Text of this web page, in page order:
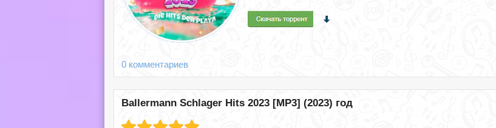
0 комментариев
Ballermann Schlager Hits 2023 [MP3] (2023) год